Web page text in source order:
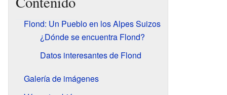
Flond: Un Pueblo en los Alpes Suizos
¿Dónde se encuentra Flond?
Datos interesantes de Flond
Galería de imágenes